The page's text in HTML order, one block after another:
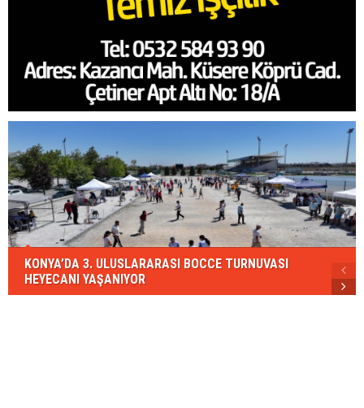
KONYA’DA 3. ULUSLARARASI BOCCE TURNUVASI
HEYECANI YAŞANIYOR